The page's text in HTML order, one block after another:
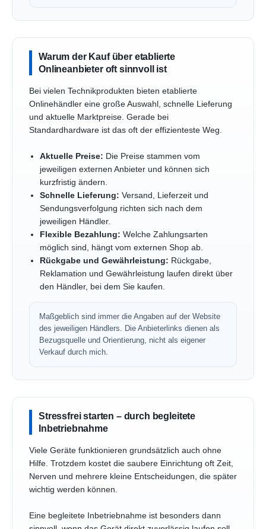
Warum der Kauf über etablierte
Onlineanbieter oft sinnvoll ist
Bei vielen Technikprodukten bieten etablierte
Onlinehändler eine große Auswahl, schnelle Lieferung
und aktuelle Marktpreise. Gerade bei
Standardhardware ist das oft der effizienteste Weg.
Aktuelle Preise: Die Preise stammen vom
jeweiligen externen Anbieter und können sich
kurzfristig ändern.
Schnelle Lieferung: Versand, Lieferzeit und
Sendungsverfolgung richten sich nach dem
jeweiligen Händler.
Flexible Bezahlung: Welche Zahlungsarten
möglich sind, hängt vom externen Shop ab.
Rückgabe und Gewährleistung: Rückgabe,
Reklamation und Gewährleistung laufen direkt über
den Händler, bei dem Sie kaufen.
Maßgeblich sind immer die Angaben auf der Website
des jeweiligen Händlers. Die Anbieterlinks dienen als
Bezugsquelle und Orientierung, nicht als eigener
Verkauf durch mich.
Stressfrei starten – durch begleitete
Inbetriebnahme
Viele Geräte funktionieren grundsätzlich auch ohne
Hilfe. Trotzdem kostet die saubere Einrichtung oft Zeit,
Nerven und mehrere kleine Entscheidungen, die später
wichtig werden können.
Eine begleitete Inbetriebnahme ist besonders dann